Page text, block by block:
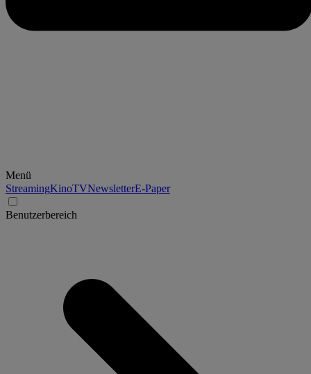
Menü
StreamingKinoTVNewsletterE-Paper
Benutzerbereich